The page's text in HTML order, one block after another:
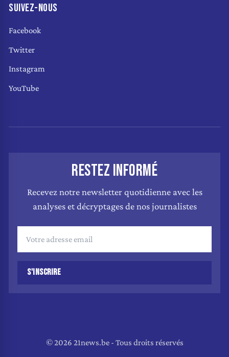
SUIVEZ-NOUS
Facebook
Twitter
Instagram
YouTube
RESTEZ INFORMÉ
Recevez notre newsletter quotidienne avec les
analyses et décryptages de nos journalistes
S'INSCRIRE
© 2026 21news.be - Tous droits réservés